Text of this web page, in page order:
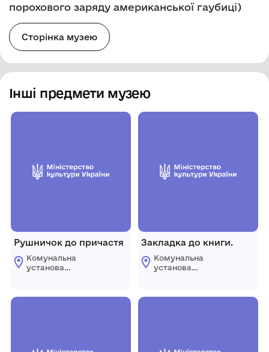
порохового заряду американської гаубиці)
Сторінка музею
Інші предмети музею
Рушничок до причастя
Комунальна
установа
краєзнавчий музей»
Закладка до книги.
Комунальна
установа
краєзнавчий музей»